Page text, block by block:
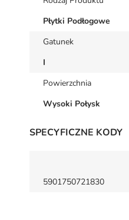
Płytki Podłogowe
Gatunek
I
Powierzchnia
Wysoki Połysk
SPECYFICZNE KODY
5901750721830